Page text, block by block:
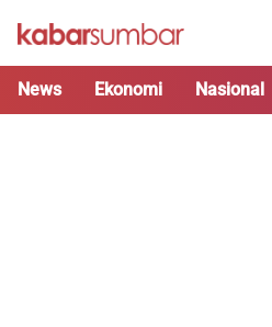
News Ekonomi Nasional